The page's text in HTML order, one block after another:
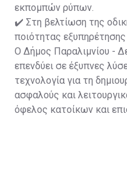
εκπομπών ρύπων.
✔️ Στη βελτίωση της
ποιότητας
Ο Δήμος Παραλιμνίου -
επενδύει σε έξυπνες
τεχνολογία για τη
ασφαλούς και
όφελος κατοίκων και